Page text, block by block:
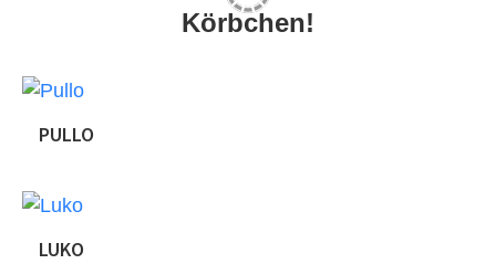
Körbchen!
PULLO
deutschen Verein am 31.8.2019 zu uns
LUKO